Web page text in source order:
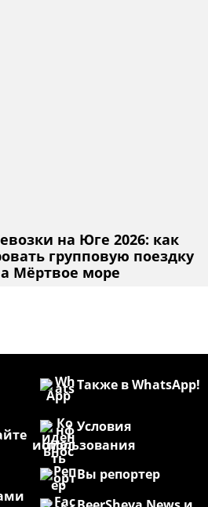
на Юге 2026: как
групповую поездку
Мёртвое море
Также в WhatsApp!
Условия
использования
Вы репортер